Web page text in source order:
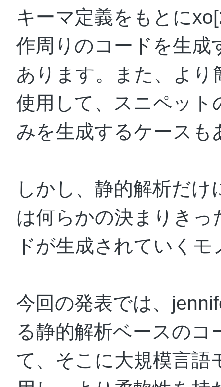
キーマ定義をもとに
作周りのコードを生成
あります。また、よ
使用して、スニペット
みを生成するケースも
しかし、静的解析だ
は何らかの決まりき
ドが生成されていく
今回の発表では、
る静的解析ベースのコ
て、そこに大規模言語